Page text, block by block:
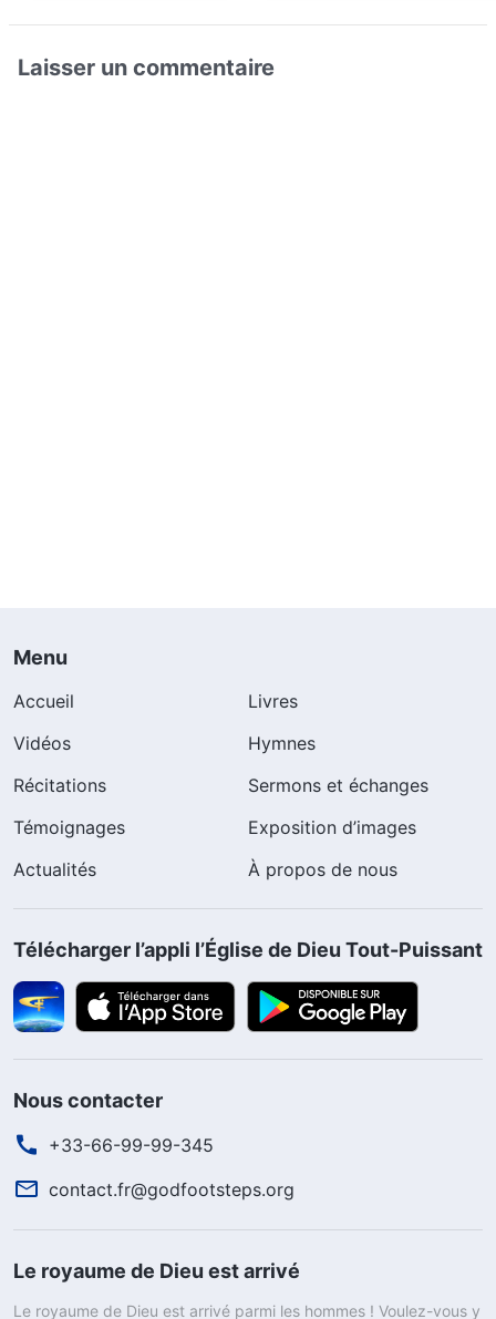
Laisser un commentaire
Menu
Accueil
Livres
Vidéos
Hymnes
Récitations
Sermons et échanges
Témoignages
Exposition d’images
Actualités
À propos de nous
Télécharger l’appli l’Église de Dieu Tout-Puissant
Nous contacter
+33-66-99-99-345
contact.fr@godfootsteps.org
Le royaume de Dieu est arrivé
Le royaume de Dieu est arrivé parmi les hommes ! Voulez-vous y